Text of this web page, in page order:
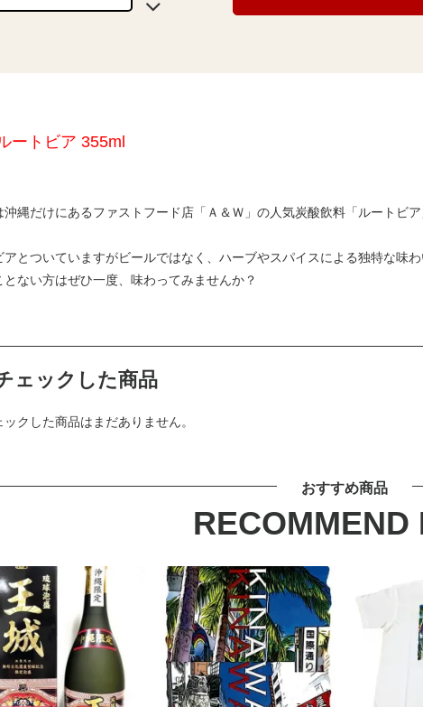
ートビア 355ml
沖縄だけにあるファストフード店「Ａ＆Ｗ」の人気炭酸飲料「ルートビア
アとついていますがビールではなく、ハーブやスパイスによる独特な味
とない方はぜひ一度、味わってみませんか？
ェックした商品
クした商品はまだありません。
おすすめ商品
RECOMMEND